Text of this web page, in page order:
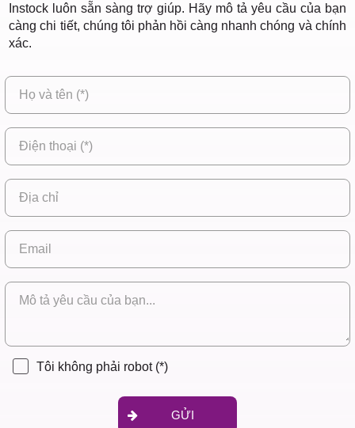
Instock luôn sẵn sàng trợ giúp. Hãy mô tả yêu cầu của bạn
càng chi tiết, chúng tôi phản hồi càng nhanh chóng và chính
xác.
GỬI
Tôi không phải robot (*)